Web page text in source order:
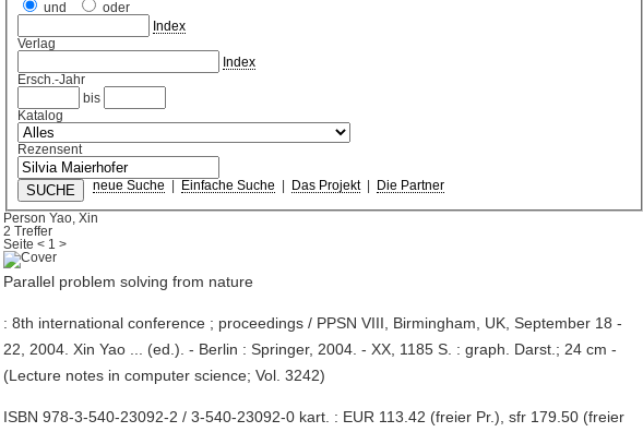
und
oder
Index
Verlag
Index
Ersch.-Jahr
bis
Katalog
Rezensent
neue Suche Einfache Suche Das Projekt| Die Partner
Person Yao, Xin
2 Treffer
Seite< 1 >
Parallel problem solving from nature
: 8th international conference ; proceedings / PPSN VIII, Birmingham, UK, September 18 -
22, 2004. Xin Yao ... (ed.). - Berlin : Springer, 2004. - XX, 1185 S. : graph. Darst.; 24 cm -
(Lecture notes in computer science; Vol. 3242)
ISBN 978-3-540-23092-2 / 3-540-23092-0 kart. : EUR 113.42 (freier Pr.), sfr 179.50 (freier